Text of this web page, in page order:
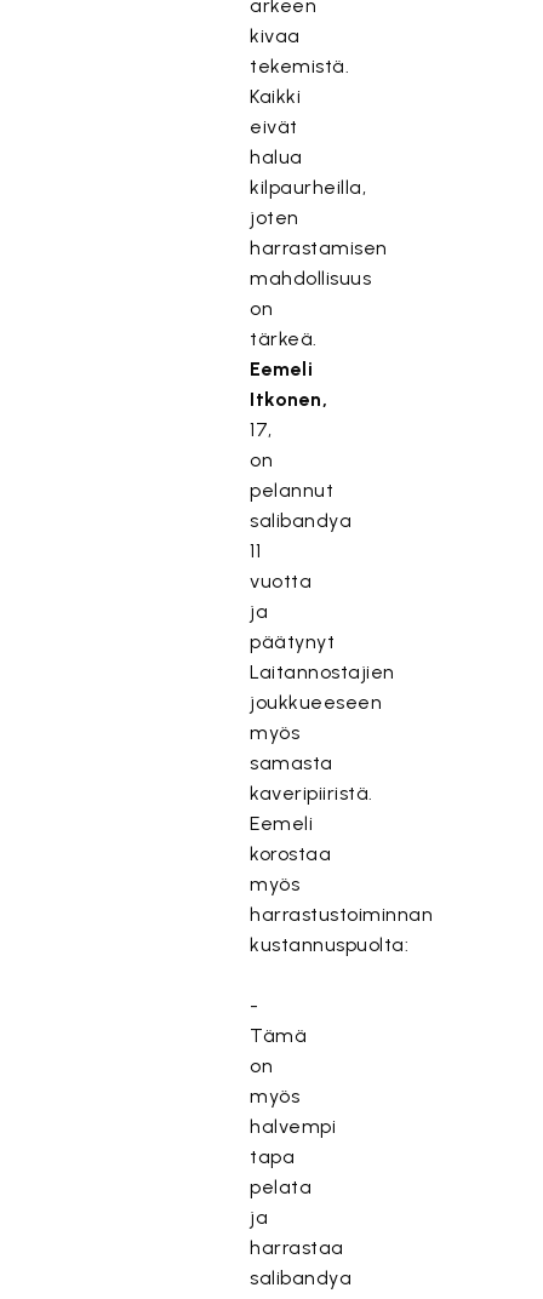
arkeen
kivaa
tekemistä.
Kaikki
eivät
halua
kilpaurheilla,
joten
harrastamisen
mahdollisuus
on
tärkeä.
Eemeli
Itkonen,
17,
on
pelannut
salibandya
11
vuotta
ja
päätynyt
Laitannostajien
joukkueeseen
myös
samasta
kaveripiiristä.
Eemeli
korostaa
myös
harrastustoiminnan
kustannuspuolta:
-
Tämä
on
myös
halvempi
tapa
pelata
ja
harrastaa
salibandya